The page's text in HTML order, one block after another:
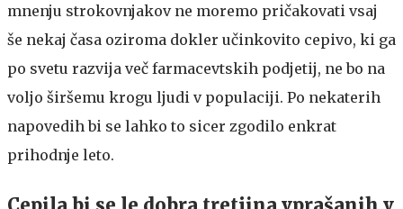
mnenju strokovnjakov ne moremo pričakovati vsaj
še nekaj časa oziroma dokler učinkovito cepivo, ki ga
po svetu razvija več farmacevtskih podjetij, ne bo na
voljo širšemu krogu ljudi v populaciji. Po nekaterih
napovedih bi se lahko to sicer zgodilo enkrat
prihodnje leto.